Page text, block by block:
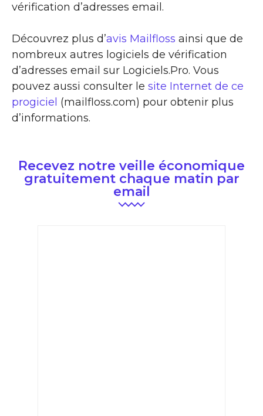
vérification d’adresses email.
Découvrez plus d’avis Mailfloss ainsi que de
nombreux autres logiciels de vérification
d’adresses email sur Logiciels.Pro. Vous
pouvez aussi consulter le site Internet de ce
progiciel (mailfloss.com) pour obtenir plus
d’informations.
Recevez notre veille économique
gratuitement chaque matin par
email